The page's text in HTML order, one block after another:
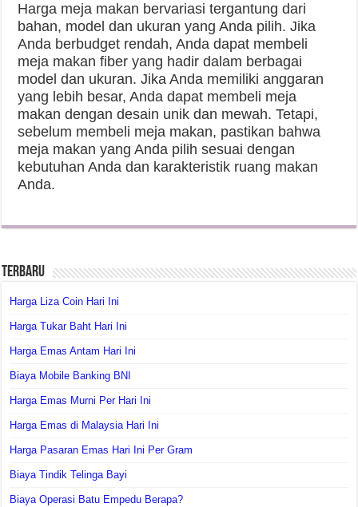
Harga meja makan bervariasi tergantung dari
bahan, model dan ukuran yang Anda pilih. Jika
Anda berbudget rendah, Anda dapat membeli
meja makan fiber yang hadir dalam berbagai
model dan ukuran. Jika Anda memiliki anggaran
yang lebih besar, Anda dapat membeli meja
makan dengan desain unik dan mewah. Tetapi,
sebelum membeli meja makan, pastikan bahwa
meja makan yang Anda pilih sesuai dengan
kebutuhan Anda dan karakteristik ruang makan
Anda.
Terbaru
Harga Liza Coin Hari Ini
Harga Tukar Baht Hari Ini
Harga Emas Antam Hari Ini
Biaya Mobile Banking BNI
Harga Emas Murni Per Hari Ini
Harga Emas di Malaysia Hari Ini
Harga Pasaran Emas Hari Ini Per Gram
Biaya Tindik Telinga Bayi
Biaya Operasi Batu Empedu Berapa?